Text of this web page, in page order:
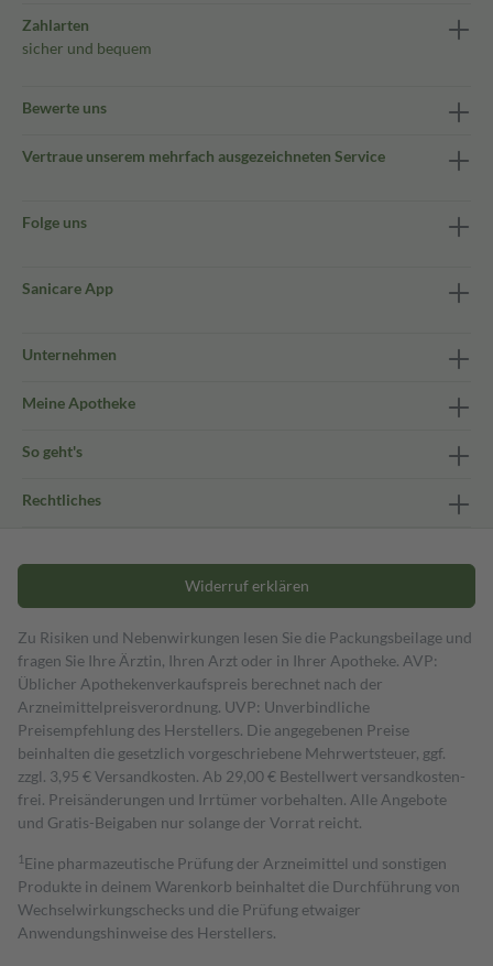
Zahlarten
sicher und bequem
Bewerte uns
Vertraue unserem mehrfach ausgezeichneten Service
Folge uns
Sanicare App
Unternehmen
Meine Apotheke
So geht's
Rechtliches
Widerruf erklären
Zu Risiken und Nebenwirkungen lesen Sie die Packungsbeilage und
fragen Sie Ihre Ärztin, Ihren Arzt oder in Ihrer Apotheke. AVP:
Üblicher Apothekenverkaufspreis berechnet nach der
Arzneimittelpreisverordnung. UVP: Unverbindliche
Preisempfehlung des Herstellers. Die angegebenen Preise
beinhalten die gesetzlich vorgeschriebene Mehrwertsteuer, ggf.
zzgl. 3,95 € Versandkosten. Ab 29,00 € Bestell­wert versand­kosten­
frei. Preisänderungen und Irrtümer vorbehalten. Alle Angebote
und Gratis-Beigaben nur solange der Vorrat reicht.
1 Eine pharmazeutische Prüfung der Arzneimittel und sonstigen
Produkte in deinem Warenkorb beinhaltet die Durchführung von
Wechselwirkungschecks und die Prüfung etwaiger
Anwendungshinweise des Herstellers.